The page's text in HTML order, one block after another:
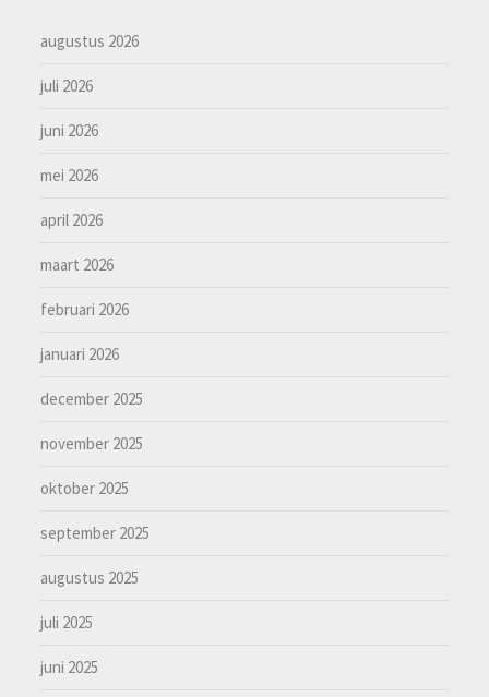
augustus 2026
juli 2026
juni 2026
mei 2026
april 2026
maart 2026
februari 2026
januari 2026
december 2025
november 2025
oktober 2025
september 2025
augustus 2025
juli 2025
juni 2025